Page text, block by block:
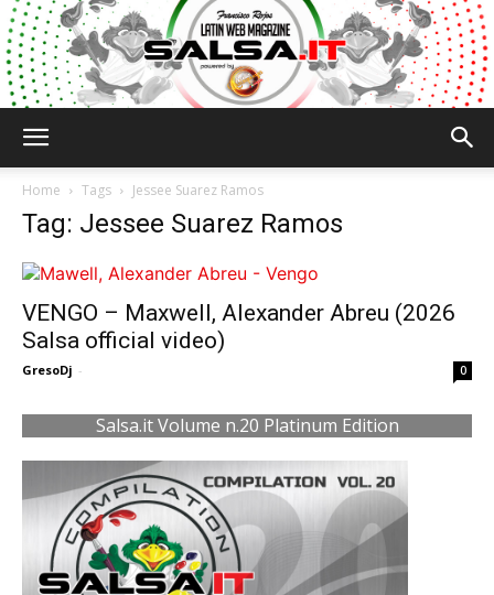
Home Tags Jessee Suarez Ramos
Tag: Jessee Suarez Ramos
VENGO – Maxwell, Alexander Abreu (2026
Salsa official video)
GresoDj - 0
Salsa.it Volume n.20 Platinum Edition